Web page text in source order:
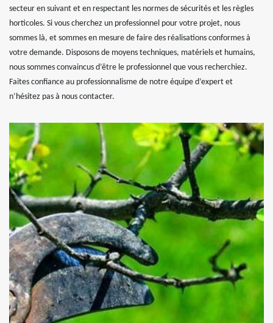
secteur en suivant et en respectant les normes de sécurités et les règles
horticoles. Si vous cherchez un professionnel pour votre projet, nous
sommes là, et sommes en mesure de faire des réalisations conformes à
votre demande. Disposons de moyens techniques, matériels et humains,
nous sommes convaincus d’être le professionnel que vous recherchiez.
Faites confiance au professionnalisme de notre équipe d’expert et
n’hésitez pas à nous contacter.